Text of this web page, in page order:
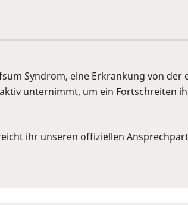
Syndrom, eine Erkrankung von
unternimmt, um ein Fortschreiten
ihr unseren offiziellen